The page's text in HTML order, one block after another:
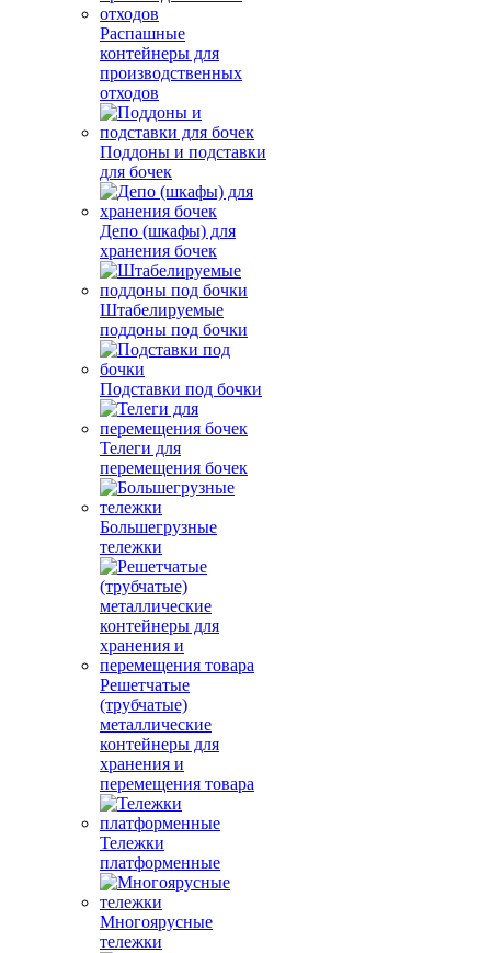
Распашные
контейнеры для
производственных
отходов
Поддоны и подставки
для бочек
Депо (шкафы) для
хранения бочек
Штабелируемые
поддоны под бочки
Подставки под бочки
Телеги для
перемещения бочек
Большегрузные
тележки
Решетчатые
(трубчатые)
металлические
контейнеры для
хранения и
перемещения товара
Тележки
платформенные
Многоярусные
тележки